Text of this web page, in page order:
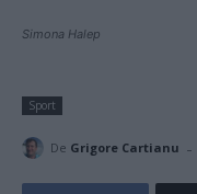
Simona Halep
Sport
De Grigore Cartianu -